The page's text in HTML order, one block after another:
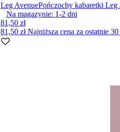
Leg AvenuePończochy kabaretki Leg
Na magazynie: 1-2 dni
81,50 zł
81,50 złNajniższa cena za ostatnie